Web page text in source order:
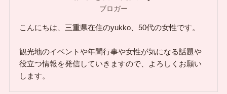
ブロガー
こんにちは、三重県在住のyukko、50代の女性です。
観光地のイベントや年間行事や女性が気になる話題や
役立つ情報を発信していきますので、よろしくお願い
します。